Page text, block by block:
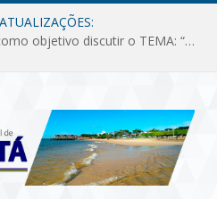
Audiência Pública que tem como objetivo discutir o TEMA: “Fornecimento de Energia Elétrica em Debate: Tarifas, Qualidade e Atendimento dos Serviços”